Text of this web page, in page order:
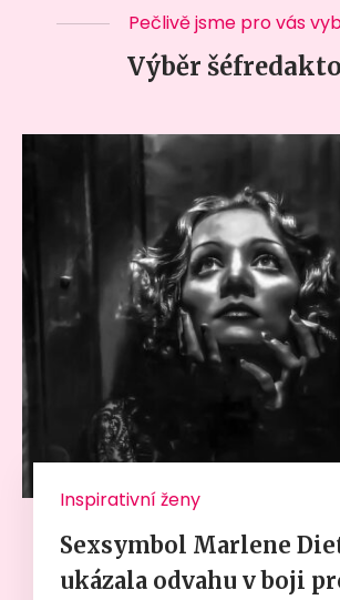
Pečlivě jsme pro vás
Výběr
Inspirativní ženy
Sexsymbol Marlene
ukázala odvahu v boji